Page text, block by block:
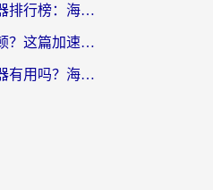
超越时空的猫加速器排行榜：海外党国服游戏不卡顿的终极选择指南
英国玩枪神纪总卡顿？这篇加速器选择指南帮你告别延迟（附实测推荐）
最强蜗牛迅游加速器有用吗？海外玩家国服游戏加速避坑指南（附德国玩忍者必须死3流星蝴蝶剑解决办法）